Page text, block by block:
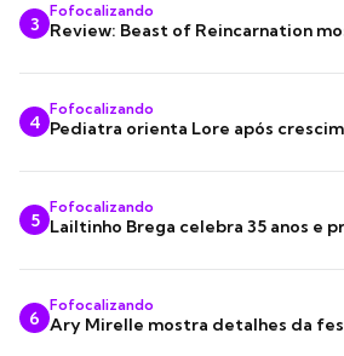
3
Fofocalizando
Review: Beast of Reincarnation
4
Fofocalizando
Pediatra orienta Lore após
5
Fofocalizando
Lailtinho Brega celebra 35 anos e
6
Fofocalizando
Ary Mirelle mostra detalhes da